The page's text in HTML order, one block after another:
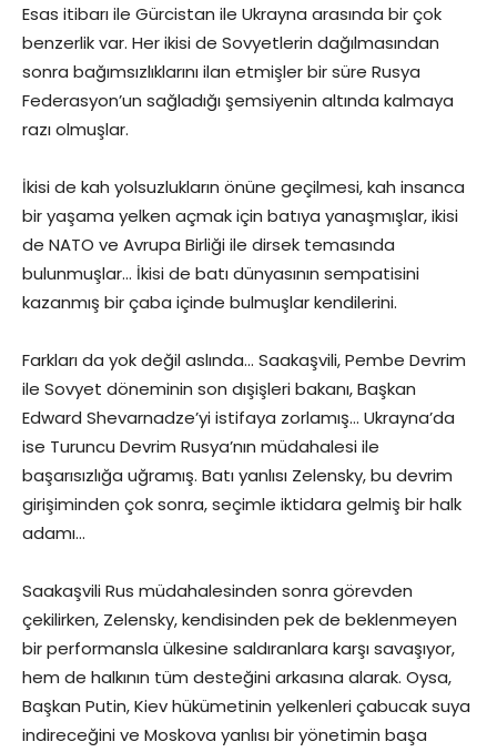
Esas itibarı ile Gürcistan ile Ukrayna arasında bir çok
benzerlik var. Her ikisi de Sovyetlerin dağılmasından
sonra bağımsızlıklarını ilan etmişler bir süre Rusya
Federasyon’un sağladığı şemsiyenin altında kalmaya
razı olmuşlar.
İkisi de kah yolsuzlukların önüne geçilmesi, kah insanca
bir yaşama yelken açmak için batıya yanaşmışlar, ikisi
de NATO ve Avrupa Birliği ile dirsek temasında
bulunmuşlar… İkisi de batı dünyasının sempatisini
kazanmış bir çaba içinde bulmuşlar kendilerini.
Farkları da yok değil aslında… Saakaşvili, Pembe Devrim
ile Sovyet döneminin son dışişleri bakanı, Başkan
Edward Shevarnadze’yi istifaya zorlamış… Ukrayna’da
ise Turuncu Devrim Rusya’nın müdahalesi ile
başarısızlığa uğramış. Batı yanlısı Zelensky, bu devrim
girişiminden çok sonra, seçimle iktidara gelmiş bir halk
adamı…
Saakaşvili Rus müdahalesinden sonra görevden
çekilirken, Zelensky, kendisinden pek de beklenmeyen
bir performansla ülkesine saldıranlara karşı savaşıyor,
hem de halkının tüm desteğini arkasına alarak. Oysa,
Başkan Putin, Kiev hükümetinin yelkenleri çabucak suya
indireceğini ve Moskova yanlısı bir yönetimin başa